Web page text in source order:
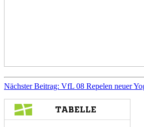
Nächster Beitrag: VfL 08 Repelen neuer